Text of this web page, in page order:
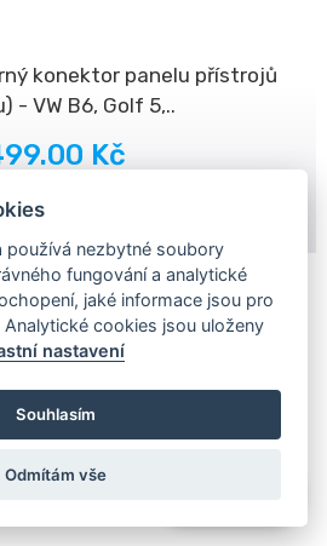
konektor panelu přístrojů
- VW B6, Golf 5,..
Kč
Do košíku
používá nezbytné soubory
fungování a analytické
jaké informace jsou pro
cookies jsou uloženy
nastavení
Souhlasím
Odmítám vše